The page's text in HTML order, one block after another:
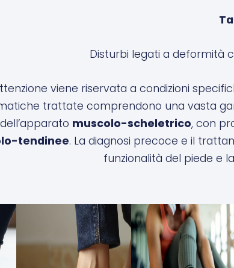
Disturbi legati a deformità
viene riservata a condizioni
trattate comprendono una vasta
muscolo-scheletrico, con
tendinee. La diagnosi precoce e il
funzionalità del piede e